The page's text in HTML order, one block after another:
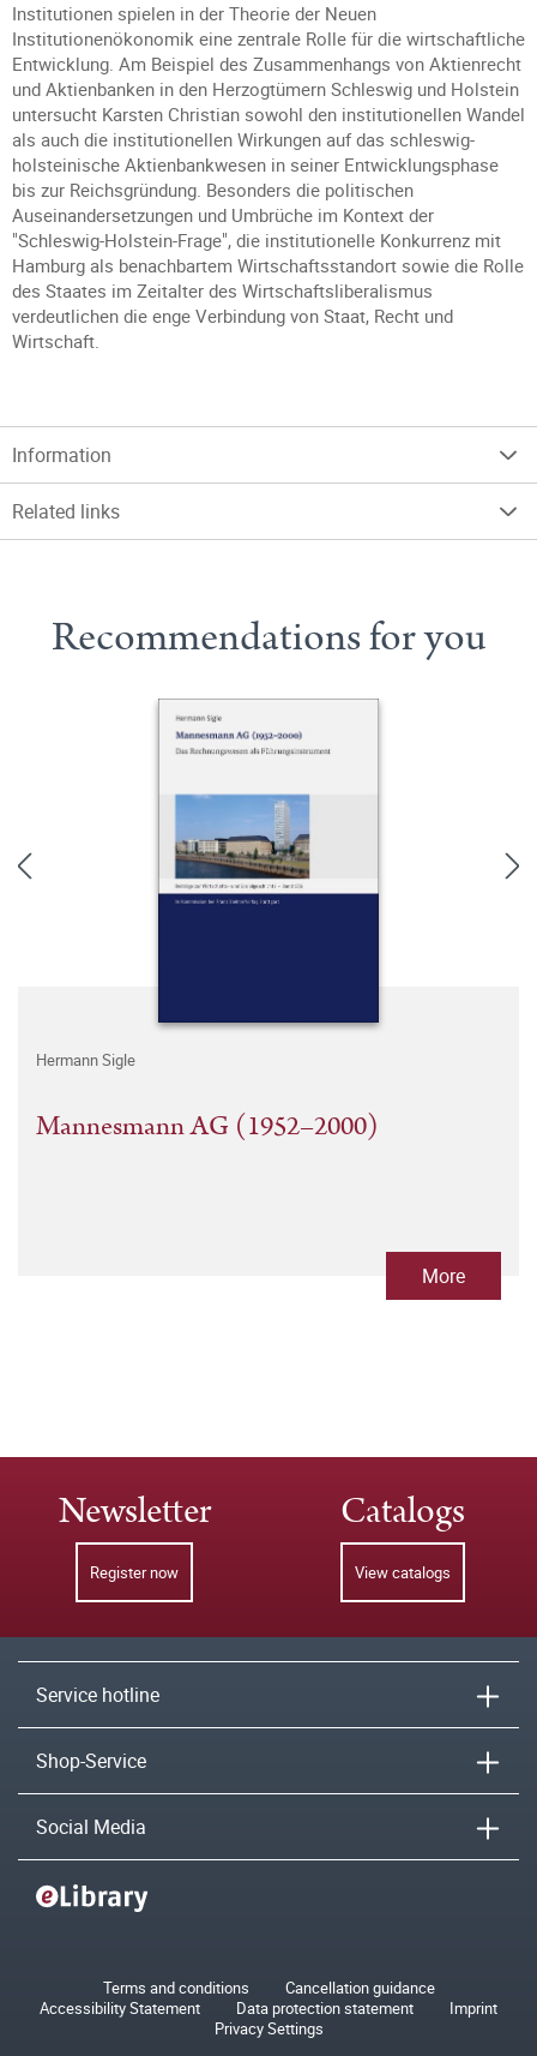
Institutionen spielen in der Theorie der Neuen
Institutionenökonomik eine zentrale Rolle für die wirtschaftliche
Entwicklung. Am Beispiel des Zusammenhangs von Aktienrecht
und Aktienbanken in den Herzogtümern Schleswig und Holstein
untersucht Karsten Christian sowohl den institutionellen Wandel
als auch die institutionellen Wirkungen auf das schleswig-
holsteinische Aktienbankwesen in seiner Entwicklungsphase
bis zur Reichsgründung. Besonders die politischen
Auseinandersetzungen und Umbrüche im Kontext der
"Schleswig-Holstein-Frage", die institutionelle Konkurrenz mit
Hamburg als benachbartem Wirtschaftsstandort sowie die Rolle
des Staates im Zeitalter des Wirtschaftsliberalismus
verdeutlichen die enge Verbindung von Staat, Recht und
Wirtschaft.
Information
Related links
Recommendations for you
Hermann Sigle
Mannesmann AG (1952–2000)
More
Newsletter
Register now
Catalogs
View catalogs
Service hotline
Shop-Service
Social Media
Terms and conditions
Cancellation guidance
Accessibility Statement
Data protection statement
Imprint
Privacy Settings